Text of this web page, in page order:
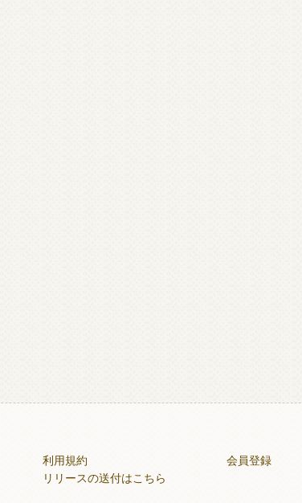
利用規約
リリースの送付はこちら
会員登録